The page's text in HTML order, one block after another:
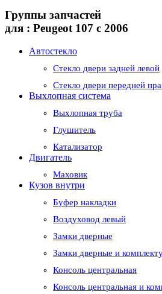
Группы запчастей
для : Peugeot 107 с 2006
Автостекло
Стекло двери задней левой
Стекло двери передней
Выхлопная система
Выхлопная труба
Глушитель
Катализатор
Двигатель
Маховик
Кузов внутри
Буфер накладки
Воздуховод левый
Замки дверные
Замки дверные и
Консоль центральная
Консоль центральная и